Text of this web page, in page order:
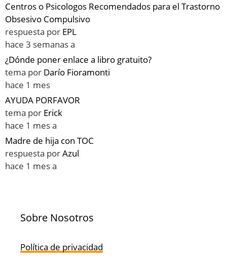
Centros o Psicologos Recomendados para el Trastorno
Obsesivo Compulsivo
respuesta por EPL
hace 3 semanas a
¿Dónde poner enlace a libro gratuito?
tema por Darío Fioramonti
hace 1 mes
AYUDA PORFAVOR
tema por Erick
hace 1 mes a
Madre de hija con TOC
respuesta porAzul
hace 1 mes a
Sobre Nosotros
Política de privacidad